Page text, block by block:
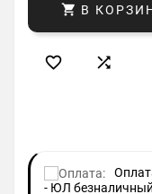
 В
 
- ЮЛ